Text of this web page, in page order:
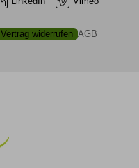
Vertrag widerrufen AGB